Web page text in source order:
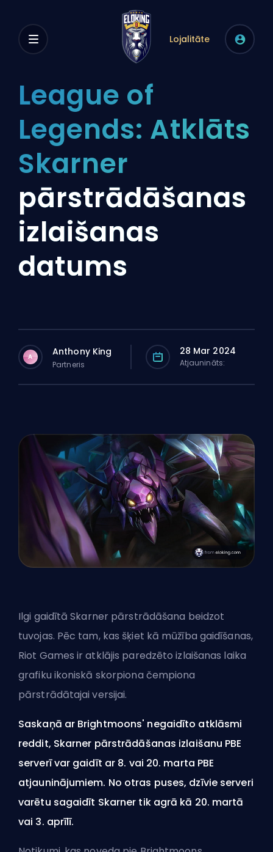
Lojalitāte
League of
Legends: Atklāts
Skarner
pārstrādāšanas
izlaišanas
datums
A Anthony King
Partneris
28 Mar 2024
Atjaunināts:
Ilgi gaidītā Skarner pārstrādāšana beidzot
tuvojas. Pēc tam, kas šķiet kā mūžība gaidīšanas,
Riot Games ir atklājis paredzēto izlaišanas laika
grafiku ikoniskā skorpiona čempiona
pārstrādātajai versijai.
Saskaņā ar Brightmoons' negaidīto atklāsmi
reddit, Skarner pārstrādāšanas izlaišanu PBE
serverī var gaidīt ar 8. vai 20. marta PBE
atjauninājumiem. No otras puses, dzīvie serveri
varētu sagaidīt Skarner tik agrā kā 20. martā
vai 3. aprīlī.